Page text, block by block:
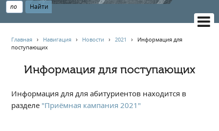
НАВИГАЦИЯ
Главная
АБИТУРИЕНТУ
Опрос по качеству образования
Главная › Навигация › Новости ›2021 › Информация для
поступающих
Информация для поступающих
Информация для для абитуриентов находится в
разделе "Приёмная кампания 2021"